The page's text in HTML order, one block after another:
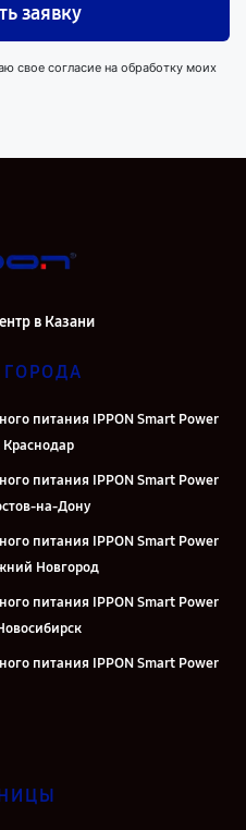
заявку
свое согласие на обработку моих
в Казани
питания IPPON Smart Power
Краснодар
питания IPPON Smart Power
на-Дону
питания IPPON Smart Power
Новгород
питания IPPON Smart Power
питания IPPON Smart Power
питания IPPON Smart Power